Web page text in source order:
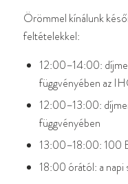
Örömmel kínálunk
feltételekkel:
12:00–14:00:
függvényében az
12:00–13:00:
függvényében
13:00–18:00: 100
18:00 órától: a napi